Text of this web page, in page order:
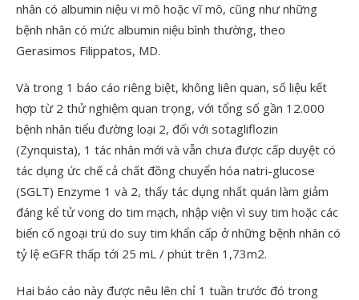
nhân có albumin niệu vi mô hoặc vĩ mô, cũng như những
bệnh nhân có mức albumin niệu bình thường, theo
Gerasimos Filippatos, MD.
Và trong 1 báo cáo riêng biệt, không liên quan, số liệu kết
hợp từ 2 thử nghiệm quan trọng, với tổng số gần 12.000
bệnh nhân tiểu đường loại 2, đối với sotagliflozin
(Zynquista), 1 tác nhân mới và vẫn chưa được cấp duyệt có
tác dụng ức chế cả chất đồng chuyển hóa natri-glucose
(SGLT) Enzyme 1 và 2, thấy tác dụng nhất quán làm giảm
đáng kể tử vong do tim mạch, nhập viện vì suy tim hoặc các
biến cố ngoại trú do suy tim khẩn cấp ở những bệnh nhân có
tỷ lệ eGFR thấp tới 25 mL / phút trên 1,73m2.
Hai báo cáo này được nêu lên chỉ 1 tuần trước đó trong